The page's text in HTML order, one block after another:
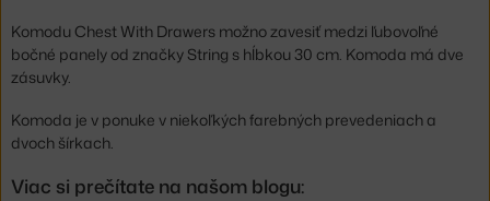
Komodu Chest With Drawers možno zavesiť medzi ľubovoľné
bočné panely od značky String s hĺbkou 30 cm. Komoda má dve
zásuvky.
Komoda je v ponuke v niekoľkých farebných prevedeniach a
dvoch šírkach.
Viac si prečítate na našom blogu: